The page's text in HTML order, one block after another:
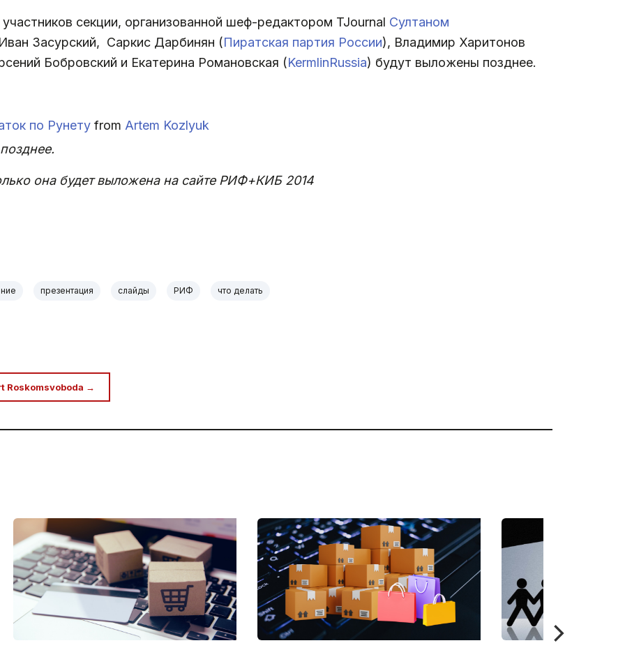
секции, организованной шеф-редактором TJournal Султаном
Засурский, Саркис Дарбинян (Пиратская партия России), Владимир Харитонов
Бобровский и Екатерина Романовская (KermlinRussia) будут выложены позднее.
по Рунету from Artem Kozlyuk
она будет выложена на сайте РИФ+КИБ 2014
презентация слайды РИФ что делать
Roskomsvoboda →